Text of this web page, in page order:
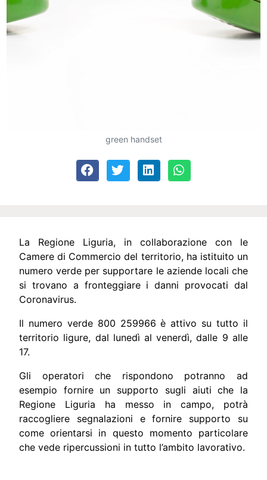
green handset
La Regione Liguria, in collaborazione con le
Camere di Commercio del territorio, ha istituito un
numero verde per supportare le aziende locali che
si trovano a fronteggiare i danni provocati dal
Coronavirus.
Il numero verde 800 259966 è attivo su tutto il
territorio ligure, dal lunedì al venerdì, dalle 9 alle
17.
Gli operatori che rispondono potranno ad
esempio fornire un supporto sugli aiuti che la
Regione Liguria ha messo in campo, potrà
raccogliere segnalazioni e fornire supporto su
come orientarsi in questo momento particolare
che vede ripercussioni in tutto l’ambito lavorativo.